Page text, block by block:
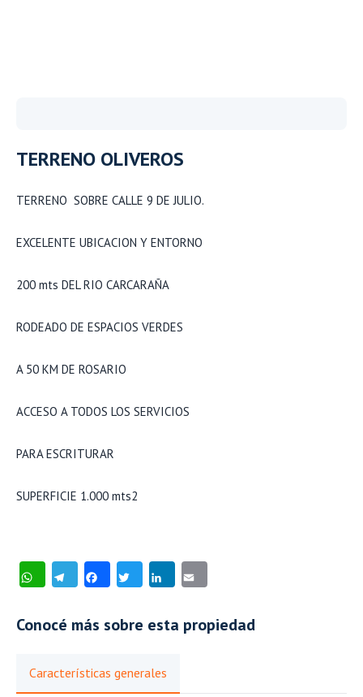
TERRENO OLIVEROS
TERRENO SOBRE CALLE 9 DE JULIO.
EXCELENTE UBICACION Y ENTORNO
200 mts DEL RIO CARCARAÑA
RODEADO DE ESPACIOS VERDES
A 50 KM DE ROSARIO
ACCESO A TODOS LOS SERVICIOS
PARA ESCRITURAR
SUPERFICIE 1.000 mts2
WhatsApp
Telegram
Facebook
TwitterLinkedIn
Conocé más sobre esta propiedad
Características generales